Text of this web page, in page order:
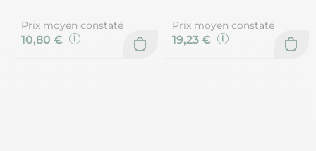
Prix moyen constaté
10,80 €
Prix moyen constaté
19,23 €